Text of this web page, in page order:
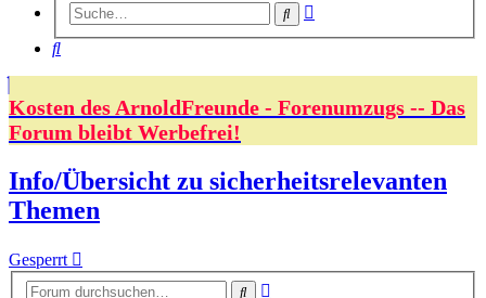
Suche
Suche
Kosten des ArnoldFreunde - Forenumzugs -- Das
Forum bleibt Werbefrei!
Info/Übersicht zu sicherheitsrelevanten
Themen
Gesperrt
Suche